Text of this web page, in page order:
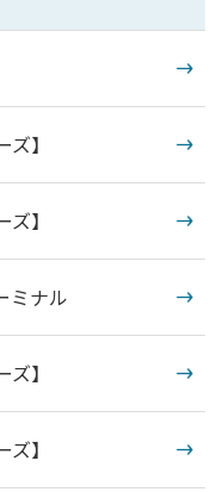
】
】
ミナル
】
】